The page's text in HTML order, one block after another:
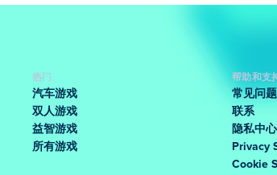
热门
汽车游戏
双人游戏
益智游戏
所有游戏
帮助和支
常见问
联系
隐私中心
Privacy
Cookie